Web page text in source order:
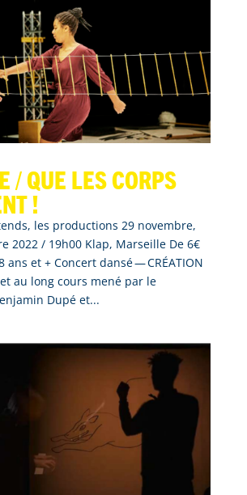
/ que les corps
!
les productions 29 novembre,
2022 / 19h00 Klap, Marseille De 6€
ans et + Concert dansé — CRÉATION
au long cours mené par le
Dupé et...